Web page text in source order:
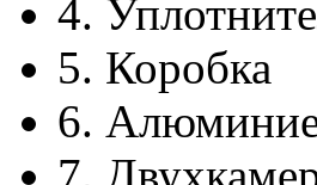
4.
5. Коробка
6.